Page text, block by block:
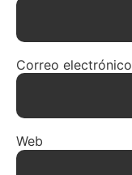
Correo electrónico
Web